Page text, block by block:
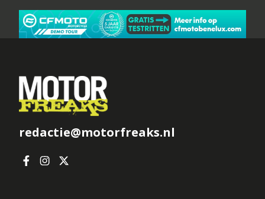
redactie@motorfreaks.nl